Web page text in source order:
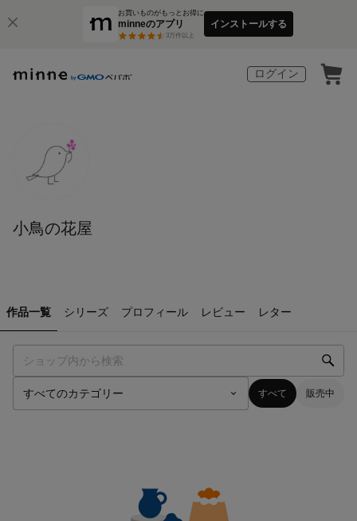
お買いものがもっとお得に
minneのアプリ
3万件以上
インストールする
ログイン
小鳥の花屋
作品一覧 シリーズ プロフィール レビュー レター
すべて 販売中